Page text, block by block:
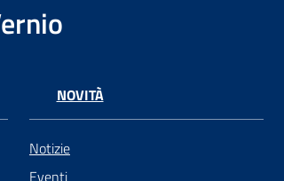
NOVITÀ
Notizie